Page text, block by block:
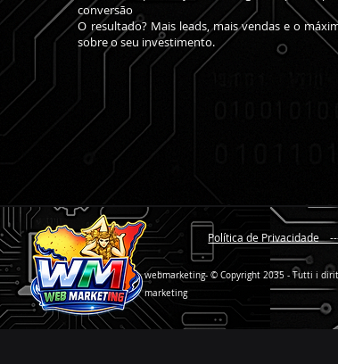
conversão
O resultado? Mais leads, mais vendas e o
sobre o seu investimento.
Política de Privacidade
webmarketing- © Copyright 2035 - Tutti i
marketing